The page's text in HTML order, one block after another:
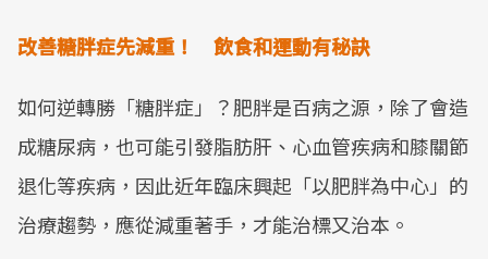
改善糖胖症先減重！ 飲食和運動有秘訣
如何逆轉勝「糖胖症」？肥胖是百病之源，除了會造
成糖尿病，也可能引發脂肪肝、心血管疾病和膝關節
退化等疾病，因此近年臨床興起「以肥胖為中心」的
治療趨勢，應從減重著手，才能治標又治本。